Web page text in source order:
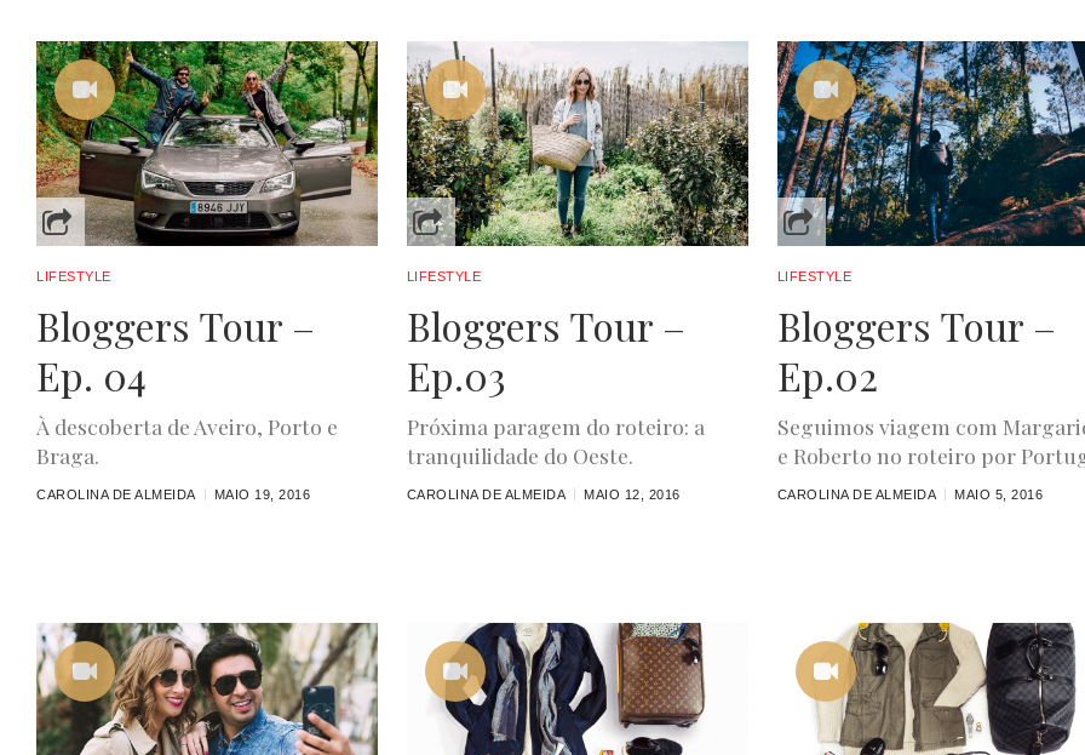
LIFESTYLE
Bloggers Tour –
Ep. 04
À descoberta de Aveiro, Porto e
Braga.
CAROLINA DE ALMEIDA MAIO 19, 2016
LIFESTYLE
Bloggers Tour –
Ep.03
Próxima paragem do roteiro: a
tranquilidade do Oeste.
CAROLINA DE ALMEIDA MAIO 12, 2016
LIFESTYLE
Bloggers Tour –
Ep.02
Seguimos viagem com
e Roberto no roteiro por
CAROLINA DE ALMEIDA MAIO 5, 2016